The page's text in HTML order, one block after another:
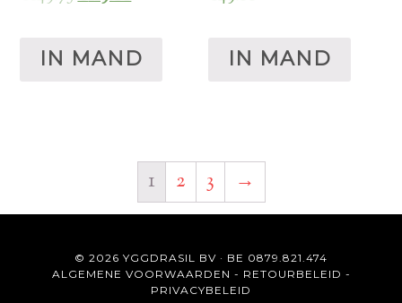
IN MAND IN MAND
1 2 3 →
© 2026 YGGDRASIL BV · BE 0879.821.474
ALGEMENE VOORWAARDEN - RETOURBELEID -
PRIVACYBELEID